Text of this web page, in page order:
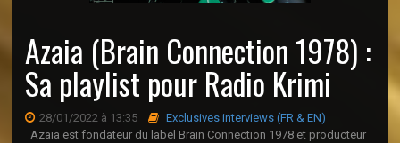
Azaia (Brain Connection 1978) :
Sa playlist pour Radio Krimi
28/01/2022 à 13:35
Exclusives interviews (FR & EN)
Azaia est fondateur du label Brain Connection 1978 et producteur